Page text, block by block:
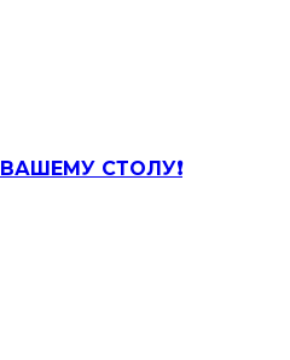
СТОЛУ❗️